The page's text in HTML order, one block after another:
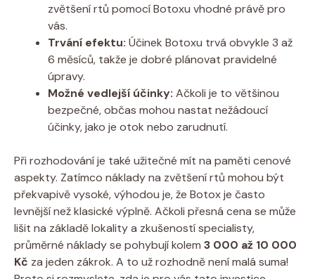
zvětšení rtů pomocí Botoxu vhodné právě pro
vás.
Trvání efektu: Účinek Botoxu trvá obvykle 3 až
6 měsíců, takže je dobré plánovat pravidelné
úpravy.
Možné vedlejší účinky: Ačkoli je to většinou
bezpečné, občas mohou nastat nežádoucí
účinky, jako je otok nebo zarudnutí.
Při rozhodování je také užitečné mít na paměti cenové
aspekty. Zatímco náklady na zvětšení rtů mohou být
překvapivě vysoké, výhodou je, že Botox je často
levnější než klasické výplně. Ačkoli přesná cena se může
lišit na základě lokality a zkušeností specialisty,
průměrné náklady se pohybují kolem 3 000 až 10 000
Kč za jeden zákrok. A to už rozhodně není malá suma!